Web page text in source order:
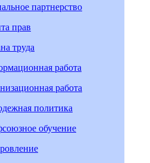
партнерство
прав
труда
работа
работа
политика
обучение